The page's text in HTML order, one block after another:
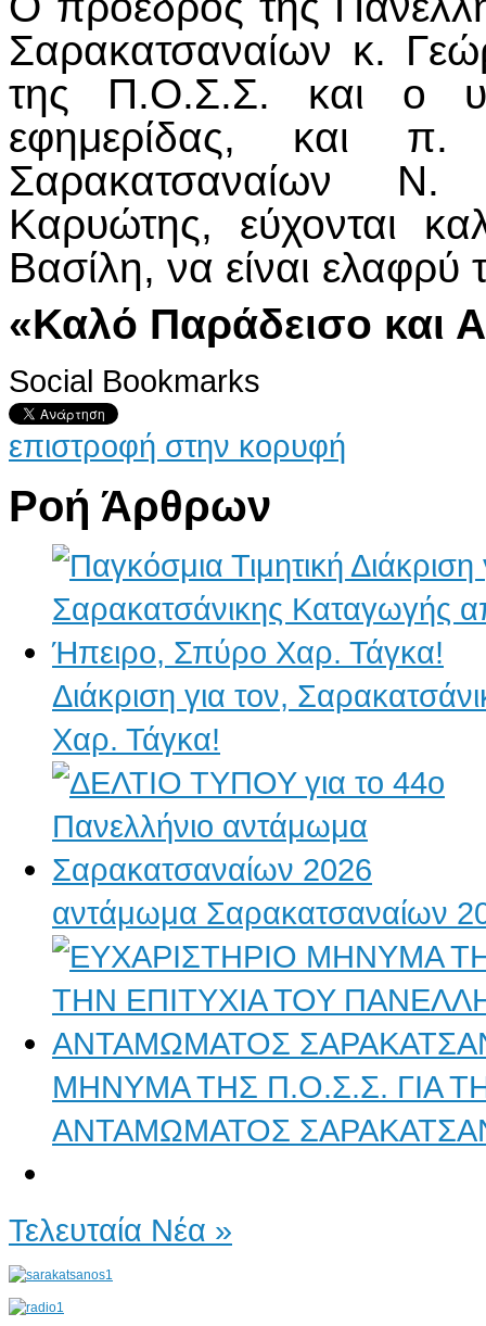
Σαρακατσαναίων κ.
της Π.Ο.Σ.Σ. και ο
εφημερίδας, και
Σαρακατσαναίων
Καρυώτης, εύχονται
Βασίλη, να είναι
«Καλό Παράδεισο και
Social Bookmarks
επιστροφή στην κορυφή
Ροή Άρθρων
Διάκριση για τον,
Χαρ. Τάγκα!
αντάμωμα Σαρακατσαναίων
ΜΗΝΥΜΑ ΤΗΣ Π.Ο.Σ.Σ. ΓΙΑ
ΑΝΤΑΜΩΜΑΤΟΣ
Τελευταία Νέα »